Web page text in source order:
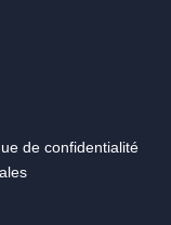
de confidentialité